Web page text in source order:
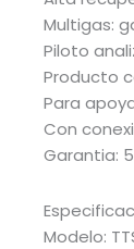
Multigas:
Piloto
Producto
Para
Con
Garantia:
Modelo: